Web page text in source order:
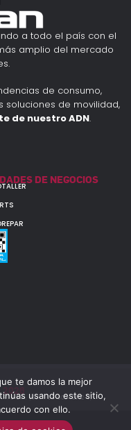
a todo el país con el
amplio del mercado
de consumo,
soluciones de movilidad,
de nuestro ADN.
DE NEGOCIOS
S.A. (CUIT: 30-60142852-7)
te damos la mejor
usando este sitio,
con ello.